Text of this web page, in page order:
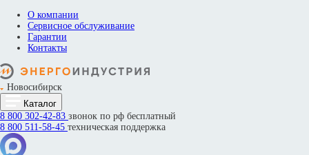
О компании
Сервисное обслуживание
Гарантии
Контакты
Новосибирск
Каталог
8 800 302-42-83 звонок по рф бесплатный
8 800 511-58-45 техническая поддержка